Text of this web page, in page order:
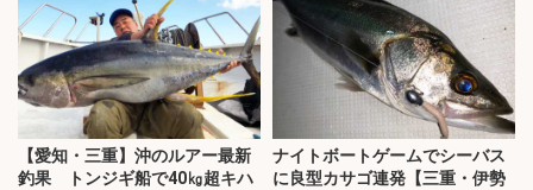
【愛知・三重】沖のルアー最新
釣果 トンジギ船で40㎏超キハ
ナイトボートゲームでシーバス
に良型カサゴ連発【三重・伊勢